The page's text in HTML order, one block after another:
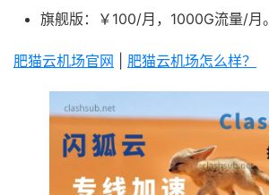
旗舰版：￥100/月，1000G流量/月。
肥猫云机场官网 肥猫云机场怎么样？